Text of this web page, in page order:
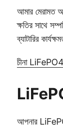
আমার মেরামত
ক্ষতির সাথে
ব্যাটারির
চীনা LiFePO4
আপনার